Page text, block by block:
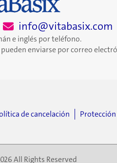
info@vitabasix.com
e inglés por teléfono.
enviarse por correo
de cancelación
All Rights Reserved